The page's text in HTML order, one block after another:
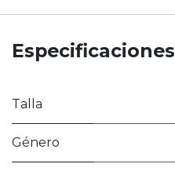
Especificaciones
Talla
Género